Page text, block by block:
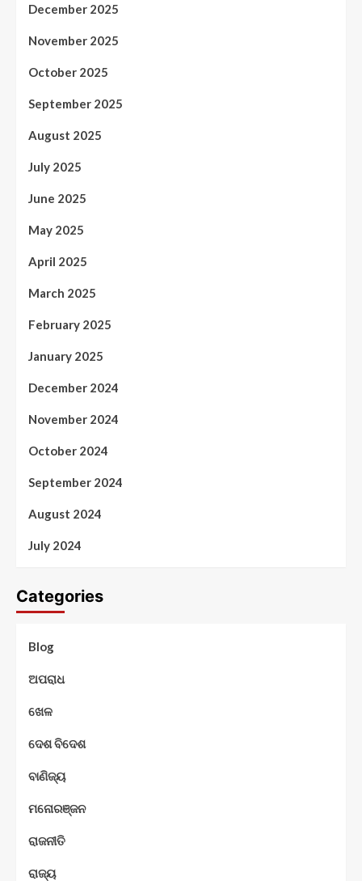
December 2025
November 2025
October 2025
September 2025
August 2025
July 2025
June 2025
May 2025
April 2025
March 2025
February 2025
January 2025
December 2024
November 2024
October 2024
September 2024
August 2024
July 2024
Categories
Blog
ଅପରାଧ
ଖେଳ
ଦେଶ ବିଦେଶ
ବାଣିଜ୍ୟ
ମନୋରଞ୍ଜନ
ରାଜନୀତି
ରାଜ୍ୟ